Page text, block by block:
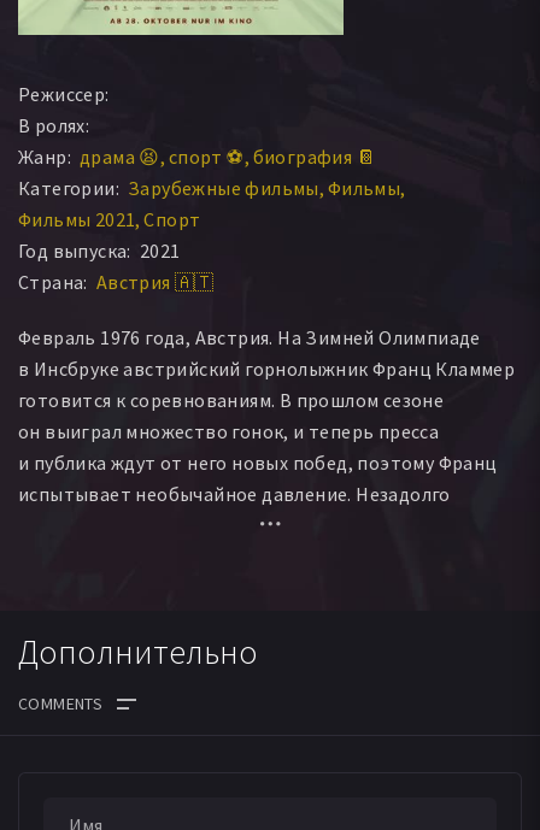
Режиссер:
В ролях:
Жанр: драма 😫 спорт ⚽ биография 📔
Категории: Зарубежные фильмы Фильмы
Фильмы 2021 Спорт
Год выпуска: 2021
Страна: Австрия 🇦🇹
Февраль 1976 года, Австрия. На Зимней Олимпиаде
в Инсбруке австрийский горнолыжник Франц Кламмер
готовится к соревнованиям. В прошлом сезоне
он выиграл множество гонок, и теперь пресса
и публика ждут от него новых побед, поэтому Франц
испытывает необычайное давление. Незадолго
до гонки команда и спонсор ради рекламы заставляют
сдаётся благодаря помощи и поддержке своей
Дополнительно